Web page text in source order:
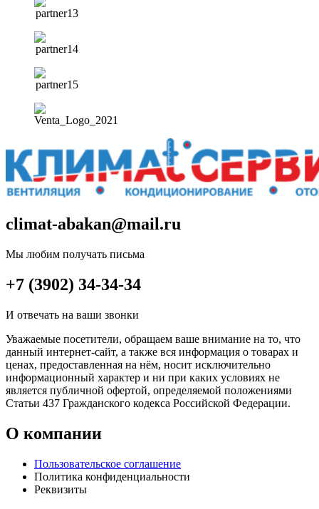
climat-abakan@mail.ru
Мы любим получать письма
+7 (3902) 34-34-34
И отвечать на ваши звонки
Уважаемые посетители, обращаем ваше внимание на то, что
данный интернет-сайт, а также вся информация о товарах и
ценах, предоставленная на нём, носит исключительно
информационный характер и ни при каких условиях не
является публичной офертой, определяемой положениями
Статьи 437 Гражданского кодекса Российской Федерации.
О компании
Пользовательское соглашение
Политика конфиденциальности
Реквизиты